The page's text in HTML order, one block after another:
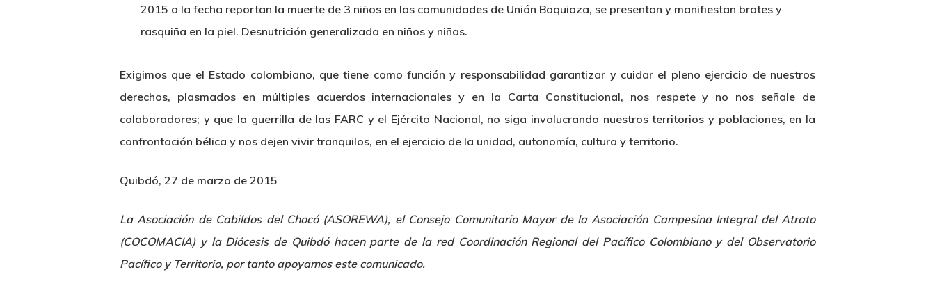
2015 a la fecha reportan la muerte de 3 niños en las comunidades de Unión Baquiaza, se presentan y manifiestan brotes y
rasquiña en la piel. Desnutrición generalizada en niños y niñas.
Exigimos que el Estado colombiano, que tiene como función y responsabilidad garantizar y cuidar el pleno ejercicio de nuestros
derechos, plasmados en múltiples acuerdos internacionales y en la Carta Constitucional, nos respete y no nos señale de
colaboradores; y que la guerrilla de las FARC y el Ejército Nacional, no siga involucrando nuestros territorios y poblaciones, en la
confrontación bélica y nos dejen vivir tranquilos, en el ejercicio de la unidad, autonomía, cultura y territorio.
Quibdó, 27 de marzo de 2015
La Asociación de Cabildos del Chocó (ASOREWA), el Consejo Comunitario Mayor de la Asociación Campesina Integral del Atrato
(COCOMACIA) y la Diócesis de Quibdó hacen parte de la red Coordinación Regional del Pacífico Colombiano y del Observatorio
Pacífico y Territorio, por tanto apoyamos este comunicado.